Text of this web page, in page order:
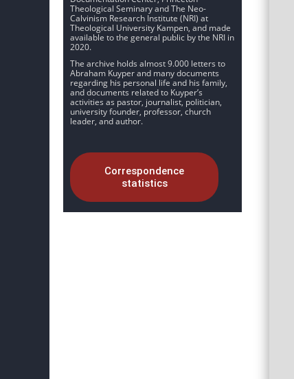
Theological Seminary and The Neo-
Calvinism Research Institute (NRI) at
Theological University Kampen, and made
available to the general public by the NRI in
2020.
The archive holds almost 9.000 letters to
Abraham Kuyper and many documents
regarding his personal life and his family,
and documents related to Kuyper’s
activities as pastor, journalist, politician,
university founder, professor, church
leader, and author.
Correspondence
statistics